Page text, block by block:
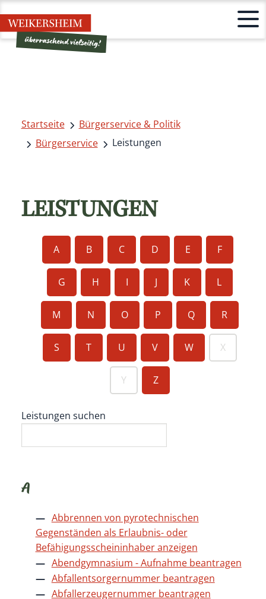
Startseite
Bürgerservice & Politik
Bürgerservice
Leistungen
LEISTUNGEN
A B C D E F
G H I J K L
M N O P Q R
S T U V W X
Y Z
Leistungen suchen
A
Abbrennen von pyrotechnischen
Gegenständen als Erlaubnis- oder
Befähigungsscheininhaber anzeigen
Abendgymnasium - Aufnahme beantragen
Abfallentsorgernummer beantragen
Abfallerzeugernummer beantragen